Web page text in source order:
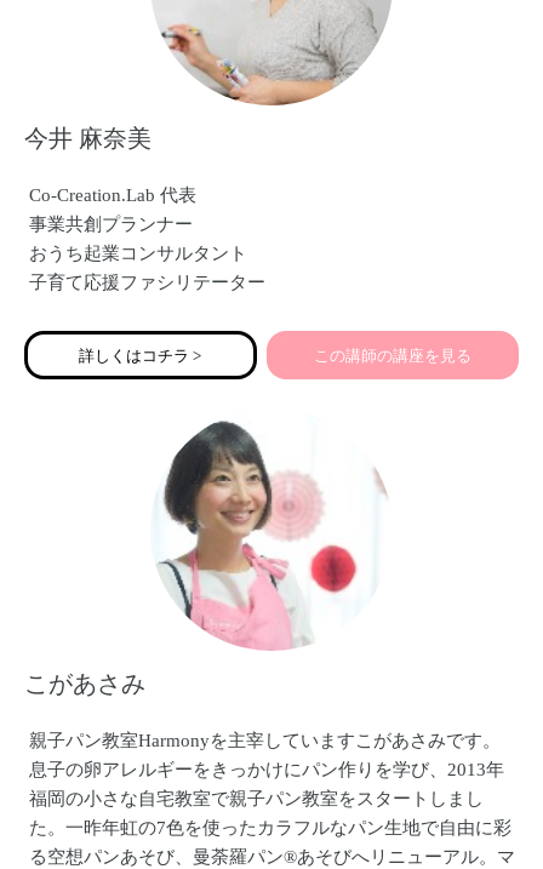
今井 麻奈美
Co-Creation.Lab 代表
事業共創プランナー
おうち起業コンサルタント
子育て応援ファシリテーター
詳しくはコチラ > この講師の講座を見る
こがあさみ
親子パン教室Harmonyを主宰していますこがあさみです。
息子の卵アレルギーをきっかけにパン作りを学び、2013年
福岡の小さな自宅教室で親子パン教室をスタートしまし
た。一昨年虹の7色を使ったカラフルなパン生地で自由に彩
る空想パンあそび、曼荼羅パン®あそびへリニューアル。マ